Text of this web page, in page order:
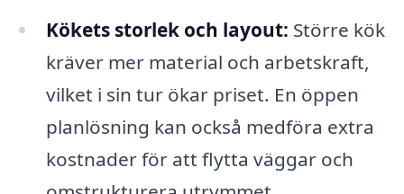
Kökets storlek och layout: Större kök
kräver mer material och arbetskraft,
vilket i sin tur ökar priset. En öppen
planlösning kan också medföra extra
kostnader för att flytta väggar och